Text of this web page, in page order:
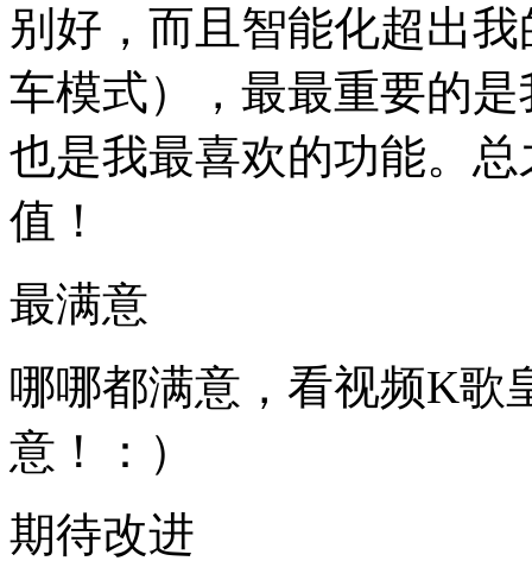
别好，而且智能化超
车模式），最最重要
也是我最喜欢的功能。总之
值！
最满意
哪哪都满意，看视频K
意！：）
期待改进